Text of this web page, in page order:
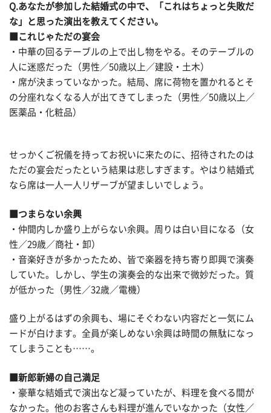
Q.あなたが参加した結婚式の中で、「これはちょっと失敗だ
な」と思った演出を教えてください。
■これじゃただの宴会
・中華の回るテーブルの上で出し物をやる。そのテーブルの
人に迷惑だった（男性／50歳以上／建設・土木）
・席が決まっていなかった。結局、席に荷物を置かれるとそ
の分座れなくなる人が出てきてしまった（男性／50歳以上／
医薬品・化粧品）
せっかくご祝儀を持ってお祝いに来たのに、招待されたのは
ただの宴会だったという結果は悲しすぎます。やはり結婚式
なら席は一人一人リザーブが望ましいでしょう。
■つまらない余興
・仲間内しか盛り上がらない余興。周りは白い目になる（女
性／29歳／商社・卸）
・音楽好きが多かったため、皆で楽器を持ち寄り即興で演奏
していた。しかし、学生の演奏会的な出来で微妙だった。質
が低かった（男性／32歳／電機）
盛り上がるはずの余興も、場にそぐわない内容だと一気にム
ードが白けます。全員が楽しめない余興は時間の無駄になっ
てしまうことも……。
■新郎新婦の自己満足
・豪華な結婚式で演出など凝っていたが、料理を食べる間が
なかった。他のお客さんも料理が進んでいなかった（女性／